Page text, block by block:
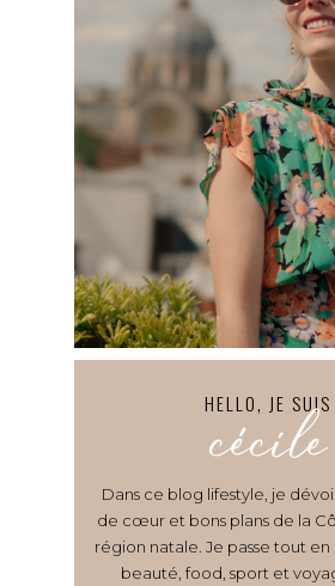
HELLO, JE SUIS
cécile
Dans ce blog lifestyle, je
de cœur et bons plans de la
région natale. Je passe tout
beauté, food, sport et